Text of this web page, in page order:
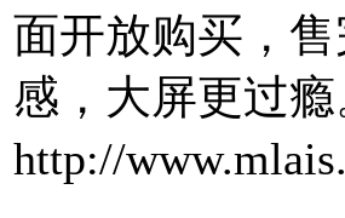
面开放购买，
感，大屏更过
http://